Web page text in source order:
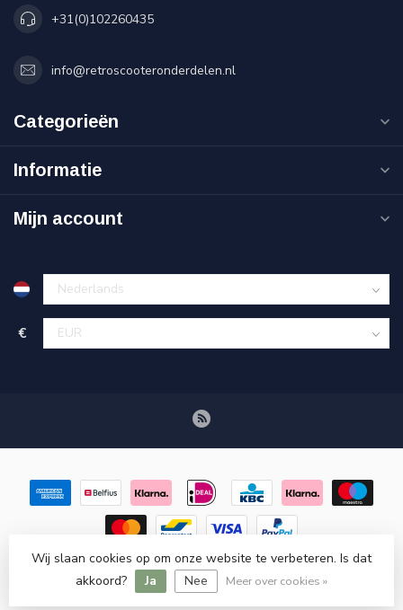
+31(0)102260435
info@retroscooteronderdelen.nl
Categorieën
Informatie
Mijn account
€
© Copyright 2026 Retroscooteronderdelen.nl- Powered by
Lightspeed
Lightspeed designbyDyvelopment
Wij slaan cookies op om onze website te verbeteren. Is dat
akkoord?
Ja Nee Meer over cookies »